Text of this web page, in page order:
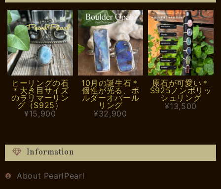
ヒーリングの石
＊大き目サイズ
のラリマーリン
グ（S925）
¥15,900
10月の誕生石＊
個性が光る、ボ
ルダーオパール
リング
¥32,900
原石が可愛い＊
S925ノンポリッ
シュリング
¥13,500
Information
About PearlPearl